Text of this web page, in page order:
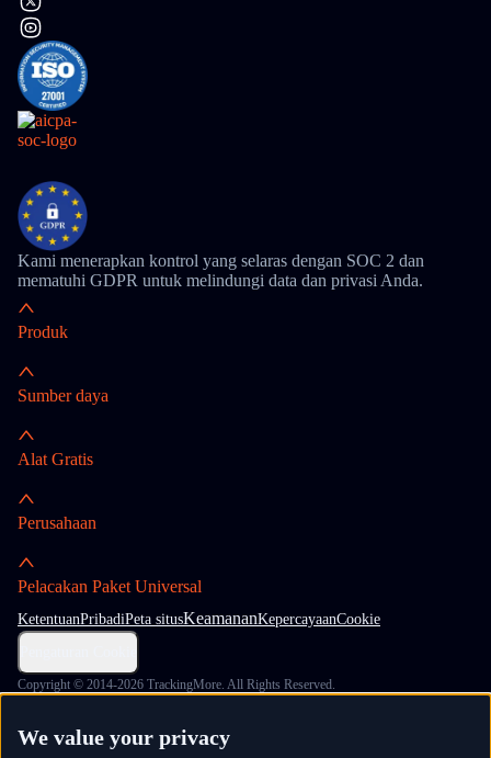
Kami menerapkan kontrol yang selaras dengan SOC 2 dan
mematuhi GDPR untuk melindungi data dan privasi Anda.
Produk
Sumber daya
Alat Gratis
Perusahaan
Pelacakan Paket Universal
KetentuanPribadiPeta situsKeamananKepercayaanCookie
Copyright © 2014-2026 TrackingMore. All Rights Reserved.
We value your privacy